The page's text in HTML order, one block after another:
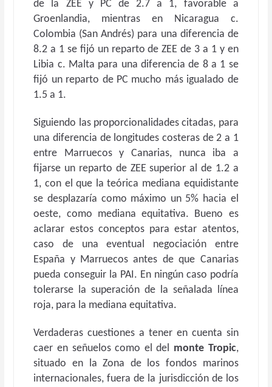
de la ZEE y PC de 2.7 a 1, favorable a
Groenlandia, mientras en Nicaragua c.
Colombia (San Andrés) para una diferencia de
8.2 a 1 se fijó un reparto de ZEE de 3 a 1 y en
Libia c. Malta para una diferencia de 8 a 1 se
fijó un reparto de PC mucho más igualado de
1.5 a 1.
Siguiendo las proporcionalidades citadas, para
una diferencia de longitudes costeras de 2 a 1
entre Marruecos y Canarias, nunca iba a
fijarse un reparto de ZEE superior al de 1.2 a
1, con el que la teórica mediana equidistante
se desplazaría como máximo un 5% hacia el
oeste, como mediana equitativa. Bueno es
aclarar estos conceptos para estar atentos,
caso de una eventual negociación entre
España y Marruecos antes de que Canarias
pueda conseguir la PAI. En ningún caso podría
tolerarse la superación de la señalada línea
roja, para la mediana equitativa.
Verdaderas cuestiones a tener en cuenta sin
caer en señuelos como el del monte Tropic,
situado en la Zona de los fondos marinos
internacionales, fuera de la jurisdicción de los